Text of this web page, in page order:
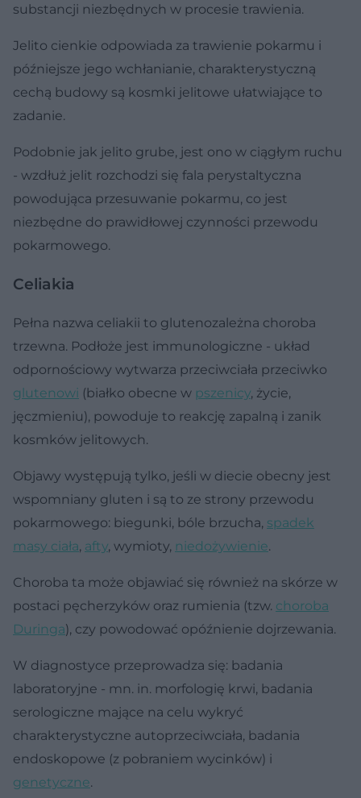
substancji niezbędnych w procesie trawienia.
Jelito cienkie odpowiada za trawienie pokarmu i
późniejsze jego wchłanianie, charakterystyczną
cechą budowy są kosmki jelitowe ułatwiające to
zadanie.
Podobnie jak jelito grube, jest ono w ciągłym ruchu
- wzdłuż jelit rozchodzi się fala perystaltyczna
powodująca przesuwanie pokarmu, co jest
niezbędne do prawidłowej czynności przewodu
pokarmowego.
Celiakia
Pełna nazwa celiakii to glutenozależna choroba
trzewna. Podłoże jest immunologiczne - układ
odpornościowy wytwarza przeciwciała przeciwko
glutenowi (białko obecne w pszenicy, życie,
jęczmieniu), powoduje to reakcję zapalną i zanik
kosmków jelitowych.
Objawy występują tylko, jeśli w diecie obecny jest
wspomniany gluten i są to ze strony przewodu
pokarmowego: biegunki, bóle brzucha, spadek
masy ciała, afty, wymioty, niedożywienie.
Choroba ta może objawiać się również na skórze w
postaci pęcherzyków oraz rumienia (tzw. choroba
Duringa), czy powodować opóźnienie dojrzewania.
W diagnostyce przeprowadza się: badania
laboratoryjne - mn. in. morfologię krwi, badania
serologiczne mające na celu wykryć
charakterystyczne autoprzeciwciała, badania
endoskopowe (z pobraniem wycinków) i
genetyczne.